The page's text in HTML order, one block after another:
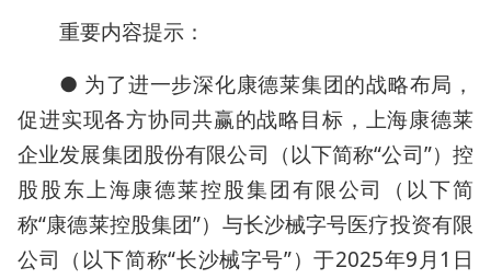
重要内容提示：
● 为了进一步深化康德莱集团的战略布局，
促进实现各方协同共赢的战略目标，上海康德莱
企业发展集团股份有限公司（以下简称“公司”）控
股股东上海康德莱控股集团有限公司（以下简
称“康德莱控股集团”）与长沙械字号医疗投资有限
公司（以下简称“长沙械字号”）于2025年9月1日